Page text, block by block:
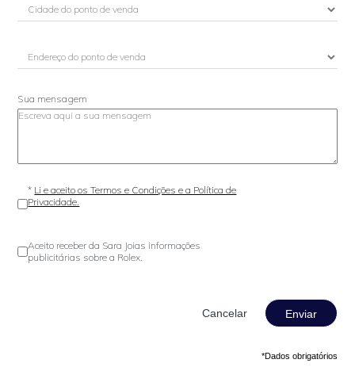
Sua mensagem
* Li e aceito os Termos e Condições e a Política de
Privacidade.
Aceito receber da Sara Joias informações
publicitárias sobre a Rolex.
Enviar
*Dados obrigatórios